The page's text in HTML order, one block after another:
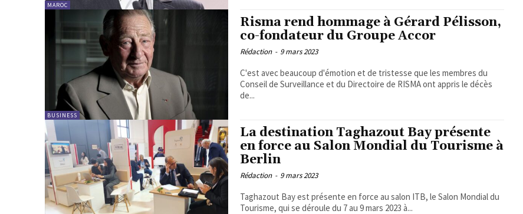
MAROC
BUSINESS
Risma rend hommage à Gérard Pélisson,
co-fondateur du Groupe Accor
Rédaction - 9 mars 2023
C'est avec beaucoup d'émotion et de tristesse que les membres du
Conseil de Surveillance et du Directoire de RISMA ont appris le décès
de...
La destination Taghazout Bay présente
en force au Salon Mondial du Tourisme à
Berlin
Rédaction - 9 mars 2023
Taghazout Bay est présente en force au salon ITB, le Salon Mondial du
Tourisme, qui se déroule du 7 au 9 mars 2023 à...